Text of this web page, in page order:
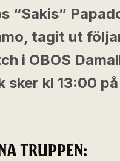
“Sakis”
tagit ut
i OBOS
sker kl 13:00
TRUPPEN: